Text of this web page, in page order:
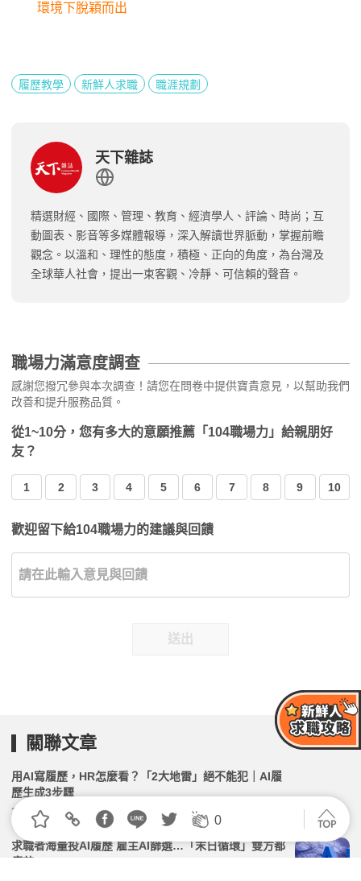
環境下脫穎而出
履歷教學 新鮮人求職 職涯規劃
天下雜誌
精選財經、國際、管理、教育、經濟學人、評論、時尚；互
動圖表、影音等多媒體報導，深入解讀世界脈動，掌握前瞻
觀念。以溫和、理性的態度，積極、正向的角度，為台灣及
全球華人社會，提出一束客觀、冷靜、可信賴的聲音。
職場力滿意度調查
感謝您撥冗參與本次調查！請您在問卷中提供寶貴意見，以幫助我們
改善和提升服務品質。
從1~10分，您有多大的意願推薦「104職場力」給親朋好
友？
1 2 3 4 5 6 7 8 9 10
歡迎留下給104職場力的建議與回饋
送出
0
關聯文章
用AI寫履歷，HR怎麼看？「2大地雷」絕不能犯｜AI履
歷生成3步驟
2026.03.13 | 104小編 | 71651觀看數
求職者海量投AI履歷 雇主AI篩選…「末日循環」雙方都
痛苦